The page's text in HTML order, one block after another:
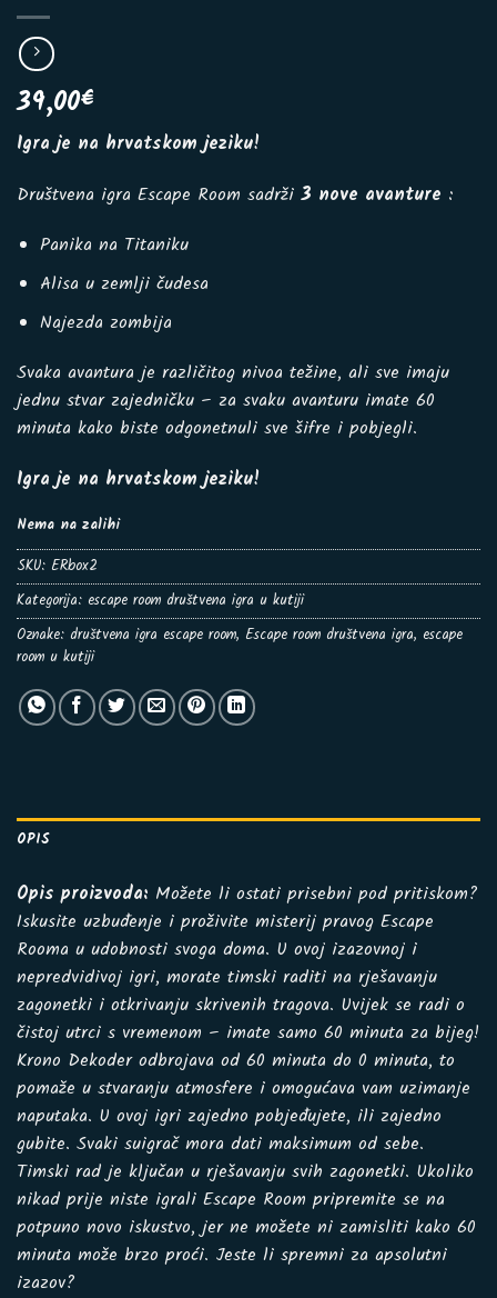
39,00€
Igra je na hrvatskom jeziku!
Društvena igra Escape Room sadrži 3 nove avanture :
Panika na Titaniku
Alisa u zemlji čudesa
Najezda zombija
Svaka avantura je različitog nivoa težine, ali sve imaju
jednu stvar zajedničku – za svaku avanturu imate 60
minuta kako biste odgonetnuli sve šifre i pobjegli.
Igra je na hrvatskom jeziku!
Nema na zalihi
SKU: ERbox2
Kategorija: escape room društvena igra u kutiji
Oznake: društvena igra escape room, Escape room društvena igra, escape
room u kutiji
OPIS
Opis proizvoda: Možete li ostati prisebni pod pritiskom?
Iskusite uzbuđenje i proživite misterij pravog Escape
Rooma u udobnosti svoga doma. U ovoj izazovnoj i
nepredvidivoj igri, morate timski raditi na rješavanju
zagonetki i otkrivanju skrivenih tragova. Uvijek se radi o
čistoj utrci s vremenom – imate samo 60 minuta za bijeg!
Krono Dekoder odbrojava od 60 minuta do 0 minuta, to
pomaže u stvaranju atmosfere i omogućava vam uzimanje
naputaka. U ovoj igri zajedno pobjeđujete, ili zajedno
gubite. Svaki suigrač mora dati maksimum od sebe.
Timski rad je ključan u rješavanju svih zagonetki. Ukoliko
nikad prije niste igrali Escape Room pripremite se na
potpuno novo iskustvo, jer ne možete ni zamisliti kako 60
minuta može brzo proći. Jeste li spremni za apsolutni
izazov?